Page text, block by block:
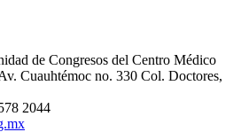
de Congresos del Centro Médico
Cuauhtémoc no. 330 Col. Doctores,
2044